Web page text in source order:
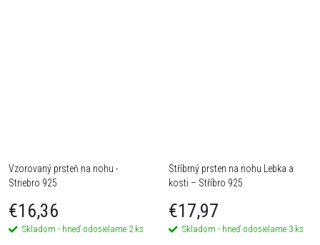
Vzorovaný prsteň na nohu -
Striebro 925
€16,36
Skladom - hneď odosielame 2 ks
Stříbrný prsten na nohu Lebka a
kosti – Stříbro 925
€17,97
Skladom - hneď odosielame 3 ks